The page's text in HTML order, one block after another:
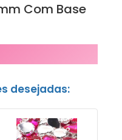
Com Base
desejadas: